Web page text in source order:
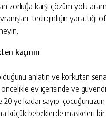
zorluğa karşı çözüm yolu
tedirginliğin
kaçının
anlatın ve korkutan
ev içerisinde ve
20’ye kadar sayıp,
küçük bebeklerde maskeleri